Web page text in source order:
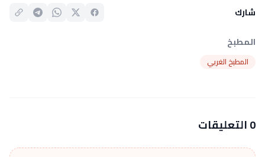
شارك
المطبخ
المطبخ الغربي
0 التعليقات